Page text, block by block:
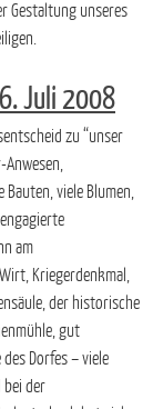
Gestaltung unseres
Juli 2008
zu “unser
Anwesen,
viele Blumen,
am
Kriegerdenkmal,
der historische
gut
Dorfes – viele
bei der